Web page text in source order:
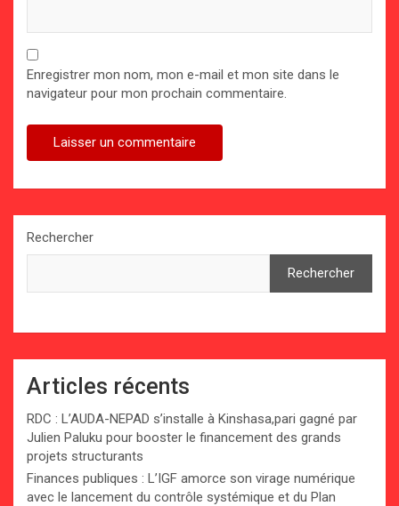
Enregistrer mon nom, mon e-mail et mon site dans le
navigateur pour mon prochain commentaire.
Rechercher
Rechercher
Articles récents
RDC : L’AUDA-NEPAD s’installe à Kinshasa,pari gagné par
Julien Paluku pour booster le financement des grands
projets structurants
Finances publiques : L’IGF amorce son virage numérique
avec le lancement du contrôle systémique et du Plan